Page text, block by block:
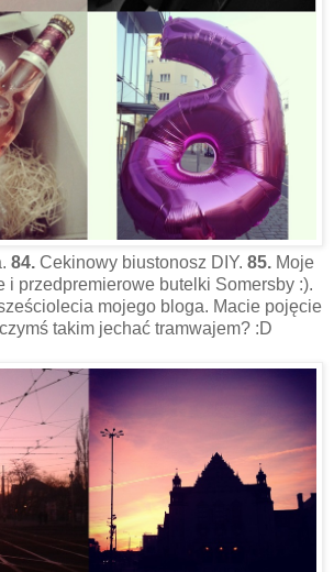
84. Cekinowy biustonosz DIY. 85. Moje
i przedpremierowe butelki Somersby :).
mojego bloga. Macie pojęcie
takim jechać tramwajem? :D